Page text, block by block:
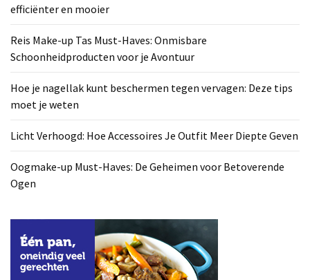
efficiënter en mooier
Reis Make-up Tas Must-Haves: Onmisbare
Schoonheidproducten voor je Avontuur
Hoe je nagellak kunt beschermen tegen vervagen: Deze tips
moet je weten
Licht Verhoogd: Hoe Accessoires Je Outfit Meer Diepte Geven
Oogmake-up Must-Haves: De Geheimen voor Betoverende
Ogen